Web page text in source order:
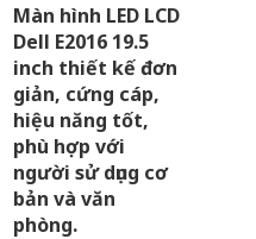
Màn hình LED LCD
Dell E2016 19.5
inch thiết kế đơn
giản, cứng cáp,
hiệu năng tốt,
phù hợp với
người sử dụng cơ
bản và văn
phòng.